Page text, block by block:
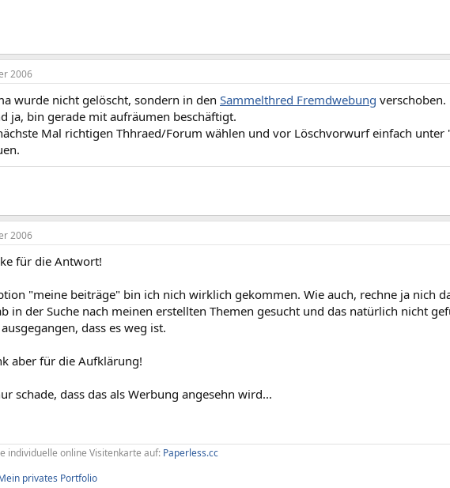
2006
wurde nicht gelöscht, sondern in den Sammelthred Fremdwebung verschoben.
ja, bin gerade mit aufräumen beschäftigt.
Mal richtigen Thhraed/Forum wählen und vor Löschvorwurf einfach unter
2006
für die Antwort!
"meine beiträge" bin ich nich wirklich gekommen. Wie auch, rechne ja nich
in der Suche nach meinen erstellten Themen gesucht und das natürlich nicht
dass es weg ist.
aber für die Aufklärung!
schade, dass das als Werbung angesehn wird...
individuelle online Visitenkarte auf: Paperless.cc
privates Portfolio